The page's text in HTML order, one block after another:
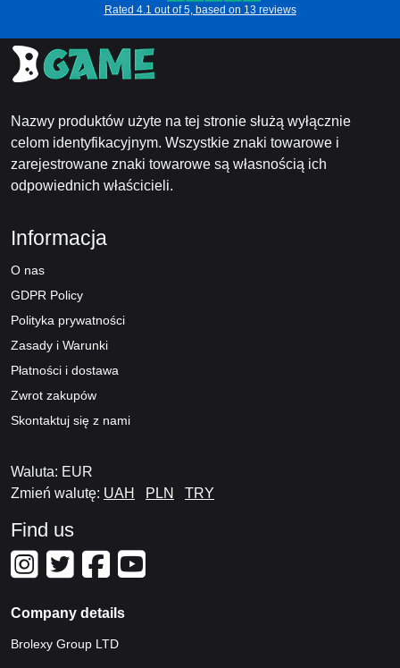
Rated 4.1 out of 5, based on 13 reviews
Nazwy produktów użyte na tej stronie służą wyłącznie
celom identyfikacyjnym. Wszystkie znaki towarowe i
zarejestrowane znaki towarowe są własnością ich
odpowiednich właścicieli.
Informacja
O nas
GDPR Policy
Polityka prywatności
Zasady i Warunki
Płatności i dostawa
Zwrot zakupów
Skontaktuj się z nami
Waluta: EUR
Zmień walutę: UAH PLN TRY
Find us
Company details
Brolexy Group LTD